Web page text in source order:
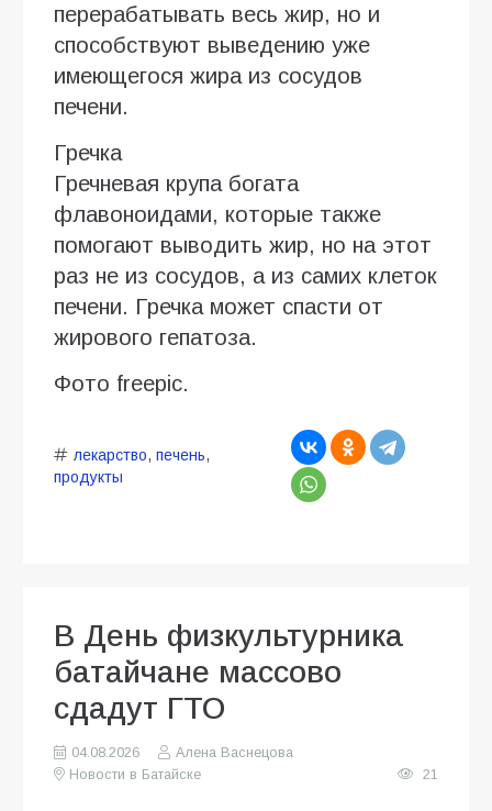
перерабатывать весь жир, но и
способствуют выведению уже
имеющегося жира из сосудов
печени.
Гречка
Гречневая крупа богата
флавоноидами, которые также
помогают выводить жир, но на этот
раз не из сосудов, а из самих клеток
печени. Гречка может спасти от
жирового гепатоза.
Фото freepic.
лекарство, печень,
продукты
В День физкультурника
батайчане массово
сдадут ГТО
04.08.2026
Алена Васнецова
Новости в Батайске
21